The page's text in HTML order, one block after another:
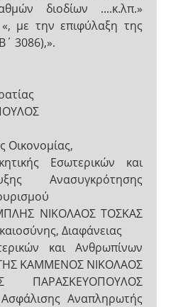
διοδίων ....κ.λπ.»
με την επιφύλαξη της
3086),».
Οικονομίας,
Εσωτερικών και
Ανασυγκρότησης
ΝΙΚΟΛΑΟΣ ΤΟΣΚΑΣ
Διαφάνειας
και Ανθρωπίνων
ΚΑΜΜΕΝΟΣ ΝΙΚΟΛΑΟΣ
ΠΑΡΑΣΚΕΥΟΠΟΥΛΟΣ
Αναπληρωτής